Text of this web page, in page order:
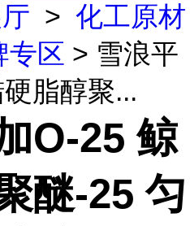
> 化工原材
专区 > 雪浪平
脂醇聚...
O-25 鲸
醚-25 匀